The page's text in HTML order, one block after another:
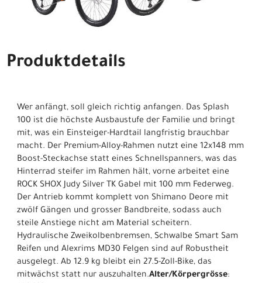
Produktdetails
Wer anfängt, soll gleich richtig anfangen. Das Splash
100 ist die höchste Ausbaustufe der Familie und bringt
mit, was ein Einsteiger-Hardtail langfristig brauchbar
macht. Der Premium-Alloy-Rahmen nutzt eine 12x148 mm
Boost-Steckachse statt eines Schnellspanners, was das
Hinterrad steifer im Rahmen hält, vorne arbeitet eine
ROCK SHOX Judy Silver TK Gabel mit 100 mm Federweg.
Der Antrieb kommt komplett von Shimano Deore mit
zwölf Gängen und grosser Bandbreite, sodass auch
steile Anstiege nicht am Material scheitern.
Hydraulische Zweikolbenbremsen, Schwalbe Smart Sam
Reifen und Alexrims MD30 Felgen sind auf Robustheit
ausgelegt. Ab 12.9 kg bleibt ein 27.5-Zoll-Bike, das
mitwächst statt nur auszuhalten.Alter/Körpergrösse: